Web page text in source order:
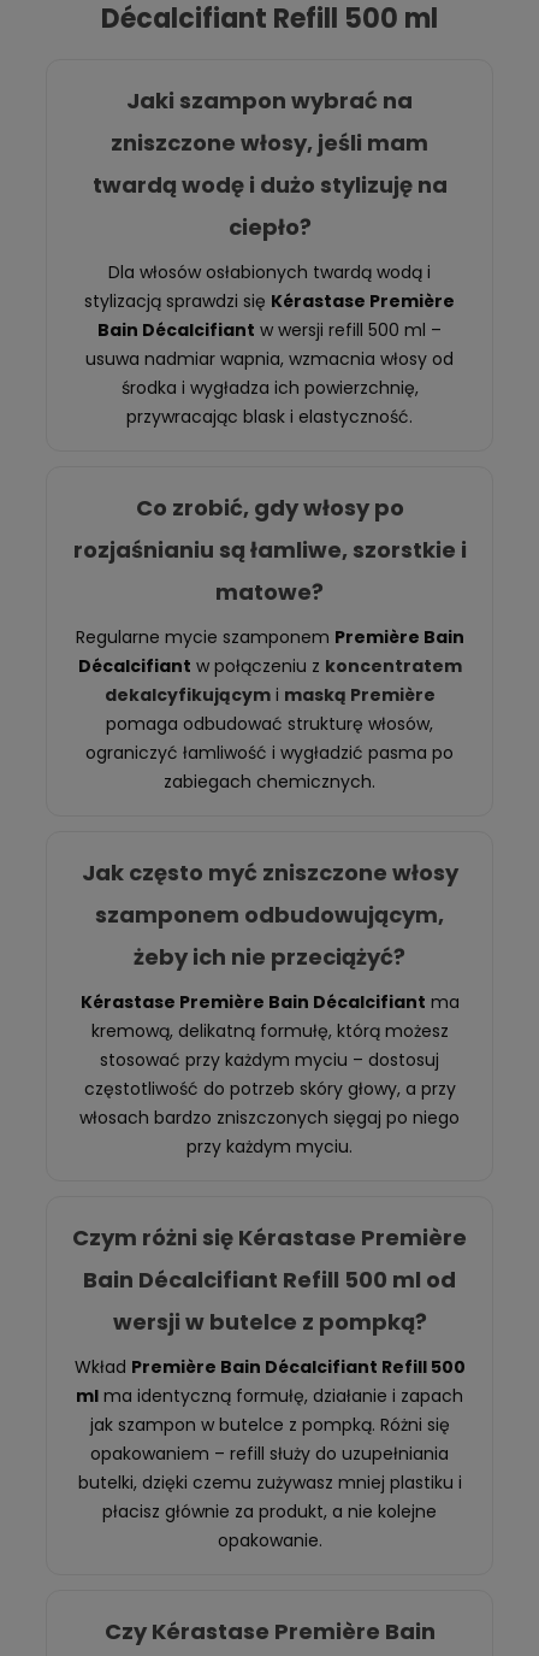
Décalcifiant Refill 500 ml
Jaki szampon wybrać na
zniszczone włosy, jeśli mam
twardą wodę i dużo stylizuję na
ciepło?
Dla włosów osłabionych twardą wodą i
stylizacją sprawdzi się Kérastase Première
Bain Décalcifiant w wersji refill 500 ml –
usuwa nadmiar wapnia, wzmacnia włosy od
środka i wygładza ich powierzchnię,
przywracając blask i elastyczność.
Co zrobić, gdy włosy po
rozjaśnianiu są łamliwe, szorstkie i
matowe?
Regularne mycie szamponem Première Bain
Décalcifiant w połączeniu z koncentratem
dekalcyfikującymi maską Première
pomaga odbudować strukturę włosów,
ograniczyć łamliwość i wygładzić pasma po
zabiegach chemicznych.
Jak często myć zniszczone włosy
szamponem odbudowującym,
żeby ich nie przeciążyć?
Kérastase Première Bain Décalcifiant ma
kremową, delikatną formułę, którą możesz
stosować przy każdym myciu – dostosuj
częstotliwość do potrzeb skóry głowy, a przy
włosach bardzo zniszczonych sięgaj po niego
przy każdym myciu.
Czym różni się Kérastase Première
Bain Décalcifiant Refill 500 ml od
wersji w butelce z pompką?
Wkład Première Bain Décalcifiant Refill 500
ml ma identyczną formułę, działanie i zapach
jak szampon w butelce z pompką. Różni się
opakowaniem – refill służy do uzupełniania
butelki, dzięki czemu zużywasz mniej plastiku i
płacisz głównie za produkt, a nie kolejne
opakowanie.
Czy Kérastase Première Bain